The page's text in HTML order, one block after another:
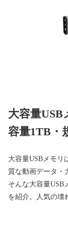
大容量
容量1TB・
大容量USBメモリ
質な動画データ・
そんな大容量USB
を紹介。人気の壊